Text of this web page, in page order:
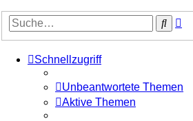
Suche
Schnellzugriff
Unbeantwortete Themen
Aktive Themen